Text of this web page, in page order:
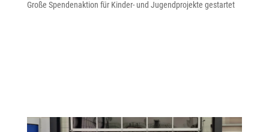
Große Spendenaktion für Kinder- und Jugendprojekte gestartet